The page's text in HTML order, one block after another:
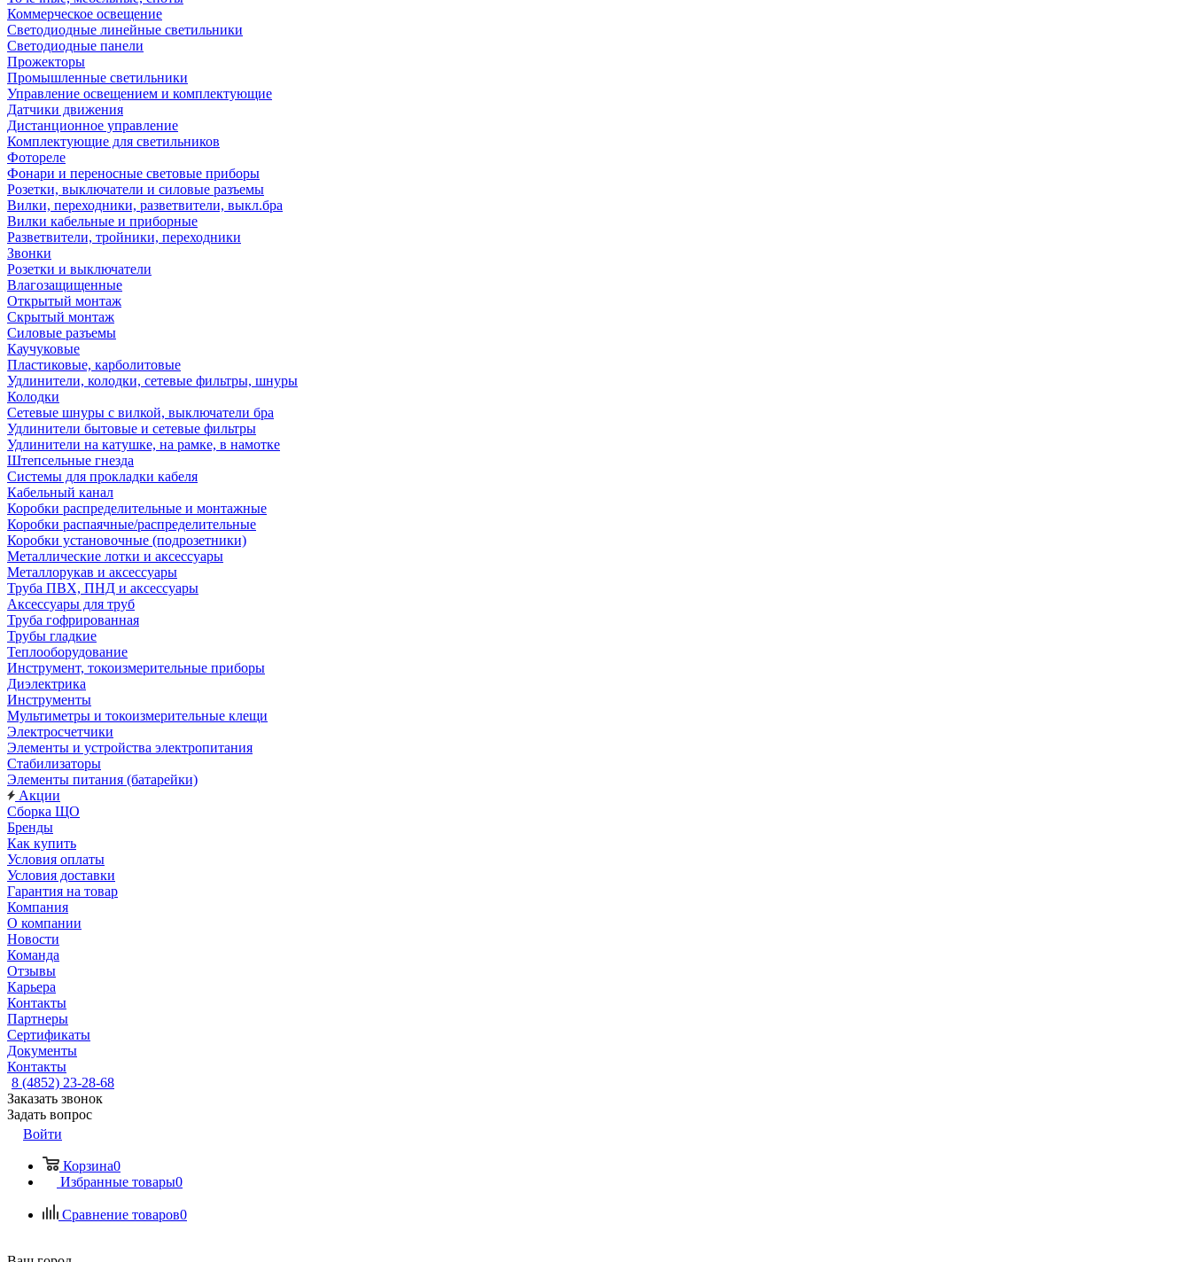
Коммерческое освещение
Светодиодные линейные светильники
Светодиодные панели
Прожекторы
Промышленные светильники
Управление освещением и комплектующие
Датчики движения
Дистанционное управление
Комплектующие для светильников
Фотореле
Фонари и переносные световые приборы
Розетки, выключатели и силовые разъемы
Вилки, переходники, разветвители, выкл.бра
Вилки кабельные и приборные
Разветвители, тройники, переходники
Звонки
Розетки и выключатели
Влагозащищенные
Открытый монтаж
Скрытый монтаж
Силовые разъемы
Каучуковые
Пластиковые, карболитовые
Удлинители, колодки, сетевые фильтры, шнуры
Колодки
Сетевые шнуры с вилкой, выключатели бра
Удлинители бытовые и сетевые фильтры
Удлинители на катушке, на рамке, в намотке
Штепсельные гнезда
Системы для прокладки кабеля
Кабельный канал
Коробки распределительные и монтажные
Коробки распаячные/распределительные
Коробки установочные (подрозетники)
Металлические лотки и аксессуары
Металлорукав и аксессуары
Труба ПВХ, ПНД и аксессуары
Аксессуары для труб
Труба гофрированная
Трубы гладкие
Теплооборудование
Инструмент, токоизмерительные приборы
Диэлектрика
Инструменты
Мультиметры и токоизмерительные клещи
Электросчетчики
Элементы и устройства электропитания
Стабилизаторы
Элементы питания (батарейки)
Акции
Сборка ЩО
Бренды
Как купить
Условия оплаты
Условия доставки
Гарантия на товар
Компания
О компании
Новости
Команда
Отзывы
Карьера
Контакты
Партнеры
Сертификаты
Документы
Контакты
8 (4852) 23-28-68
Заказать звонок
Задать вопрос
Войти
Корзина0
Избранные товары0
Сравнение товаров0